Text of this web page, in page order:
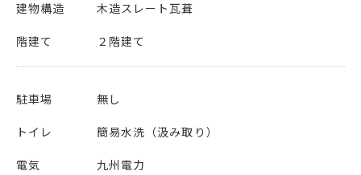
建物構造 木造スレート瓦葺
階建て ２階建て
駐車場 無し
トイレ 簡易水洗（汲み取り）
電気 九州電力